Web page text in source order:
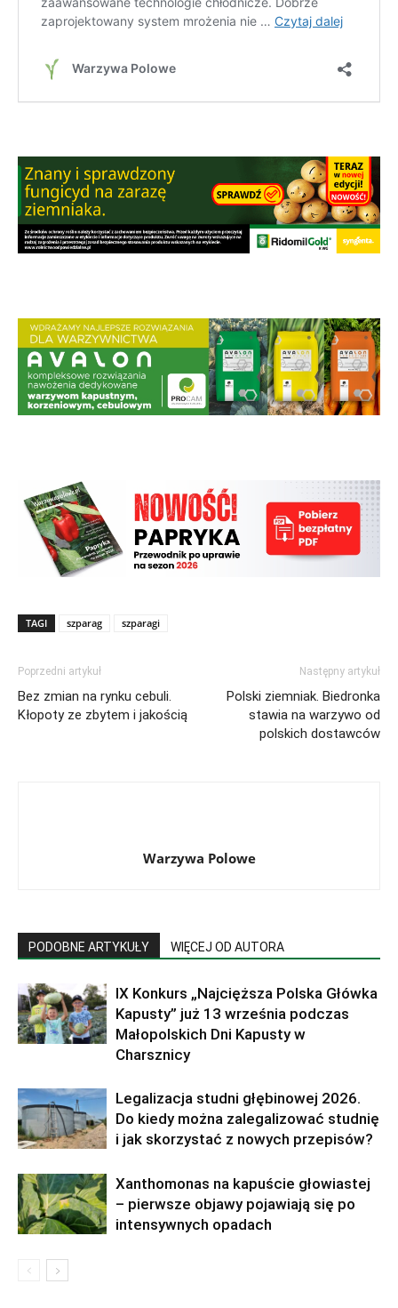
TAGI szparag szparagi
Poprzedni artykuł
Bez zmian na rynku cebuli.
Kłopoty ze zbytem i jakością
Następny artykuł
Polski ziemniak. Biedronka
stawia na warzywo od
polskich dostawców
Warzywa Polowe
PODOBNE ARTYKUŁY WIĘCEJ OD AUTORA
IX Konkurs „Najcięższa Polska Główka
Kapusty” już 13 września podczas
Małopolskich Dni Kapusty w
Charsznicy
Legalizacja studni głębinowej 2026.
Do kiedy można zalegalizować studnię
i jak skorzystać z nowych przepisów?
Xanthomonas na kapuście głowiastej
– pierwsze objawy pojawiają się po
intensywnych opadach